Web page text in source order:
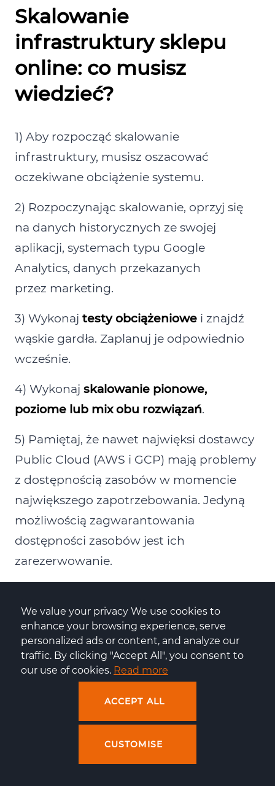
Skalowanie
infrastruktury sklepu
online: co musisz
wiedzieć?
1) Aby rozpocząć skalowanie
infrastruktury, musisz oszacować
oczekiwane obciążenie systemu.
2) Rozpoczynając skalowanie, oprzyj się
na danych historycznych ze swojej
aplikacji, systemach typu Google
Analytics, danych przekazanych
przez marketing.
3) Wykonaj testy obciążeniowe i znajdź
wąskie gardła. Zaplanuj je odpowiednio
wcześnie.
4) Wykonaj skalowanie pionowe,
poziome lub mix obu rozwiązań.
5) Pamiętaj, że nawet najwięksi dostawcy
Public Cloud (AWS i GCP) mają problemy
z dostępnością zasobów w momencie
największego zapotrzebowania. Jedyną
możliwością zagwarantowania
dostępności zasobów jest ich
zarezerwowanie.
infrastruktury, jak i aplikacji na Black
Friday pozwoli Ci uniknąć strat
finansowych, będzie korzystne
wizerunkowo i przekona klientów
Dowiedz się, jak to robimy w Centurii
We value your privacy We use cookies to
enhance your browsing experience, serve
personalized ads or content, and analyze our
traffic. By clicking "Accept All", you consent to
our use of cookies. Read more
ACCEPT ALL
CUSTOMISE